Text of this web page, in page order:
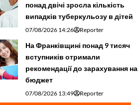
понад двічі зросла кількість
випадків туберкульозу в дітей
07/08/2026 14:26 Reporter
На Франківщині понад 9 тисяч
вступників отримали
рекомендації до зарахування на
бюджет
07/08/2026 13:49 Reporter